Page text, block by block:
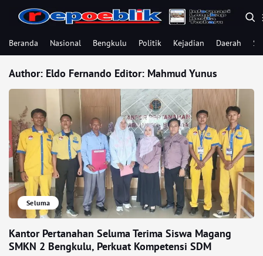
Beranda Nasional Bengkulu Politik Kejadian Daerah
Author: Eldo Fernando Editor: Mahmud Yunus
Seluma
Kantor Pertanahan Seluma Terima Siswa Magang
SMKN 2 Bengkulu, Perkuat Kompetensi SDM